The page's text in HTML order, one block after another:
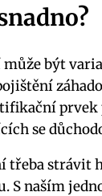
být
prvek
se
třeba strávit
S naším